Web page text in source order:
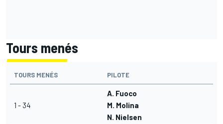
Tours menés
TOURS MENÉS PILOTE
1 - 34
A. Fuoco
M. Molina
N. Nielsen